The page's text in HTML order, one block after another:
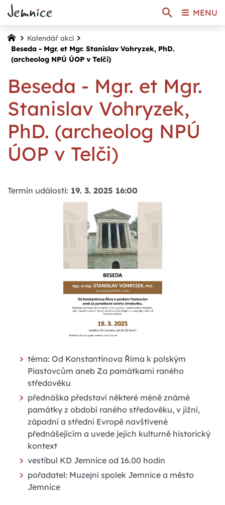
Kalendář akcí
Beseda - Mgr. et Mgr. Stanislav Vohryzek, PhD.
(archeolog NPÚ ÚOP v Telči)
Beseda - Mgr. et Mgr.
Stanislav Vohryzek,
PhD. (archeolog NPÚ
ÚOP v Telči)
Termín události: 19. 3. 2025 16:00
téma: Od Konstantinova Říma k polským
Piastovcům aneb Za památkami raného
středověku
přednáška představí některé méně známé
památky z období raného středověku, v jižní,
západní a střední Evropě navštívené
přednášejícím a uvede jejich kulturně historický
kontext
vestibul KD Jemnice od 16.00 hodin
pořadatel: Muzejní spolek Jemnice a město
Jemnice
MENU